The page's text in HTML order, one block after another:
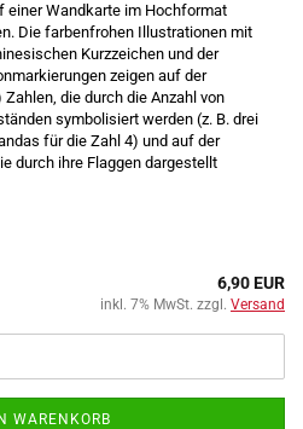
einer Wandkarte im Hochformat
Die farbenfrohen Illustrationen mit
Kurzzeichen und der
zeigen auf der
die durch die Anzahl von
symbolisiert werden (z. B. drei
für die Zahl 4) und auf der
durch ihre Flaggen dargestellt
6,90 EUR
inkl. 7% MwSt. zzgl. Versand
WARENKORB